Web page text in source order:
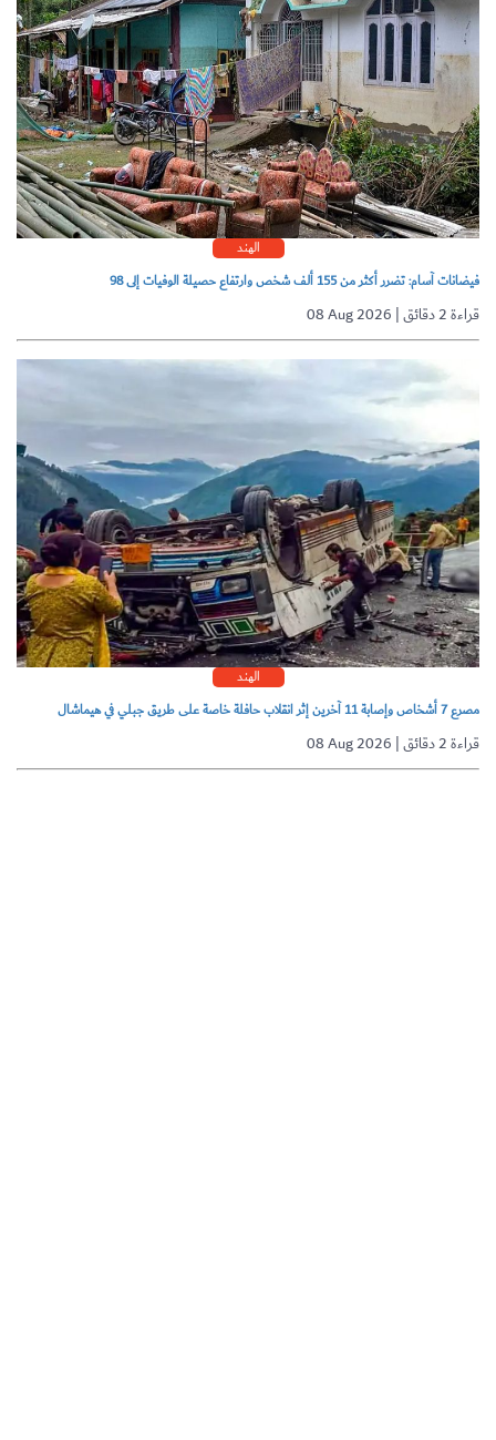
الهند
فيضانات آسام: تضرر أكثر من 155 ألف شخص وارتفاع حصيلة الوفيات إلى 98
08 Aug 2026 | قراءة 2 دقائق
الهند
مصرع 7 أشخاص وإصابة 11 آخرين إثر انقلاب حافلة خاصة على طريق جبلي في هيماشال
08 Aug 2026 | قراءة 2 دقائق